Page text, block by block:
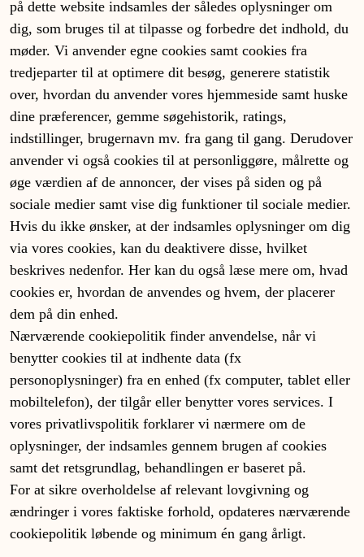
på dette website indsamles der således oplysninger om
dig, som bruges til at tilpasse og forbedre det indhold, du
møder. Vi anvender egne cookies samt cookies fra
tredjeparter til at optimere dit besøg, generere statistik
over, hvordan du anvender vores hjemmeside samt huske
dine præferencer, gemme søgehistorik, ratings,
indstillinger, brugernavn mv. fra gang til gang. Derudover
anvender vi også cookies til at personliggøre, målrette og
øge værdien af de annoncer, der vises på siden og på
sociale medier samt vise dig funktioner til sociale medier.
Hvis du ikke ønsker, at der indsamles oplysninger om dig
via vores cookies, kan du deaktivere disse, hvilket
beskrives nedenfor. Her kan du også læse mere om, hvad
cookies er, hvordan de anvendes og hvem, der placerer
dem på din enhed.
Nærværende cookiepolitik finder anvendelse, når vi
benytter cookies til at indhente data (fx
personoplysninger) fra en enhed (fx computer, tablet eller
mobiltelefon), der tilgår eller benytter vores services. I
vores privatlivspolitik forklarer vi nærmere om de
oplysninger, der indsamles gennem brugen af cookies
samt det retsgrundlag, behandlingen er baseret på.
For at sikre overholdelse af relevant lovgivning og
ændringer i vores faktiske forhold, opdateres nærværende
cookiepolitik løbende og minimum én gang årligt.